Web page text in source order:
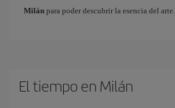
Milán para poder descubrir la esencia del arte.
El tiempo en Milán